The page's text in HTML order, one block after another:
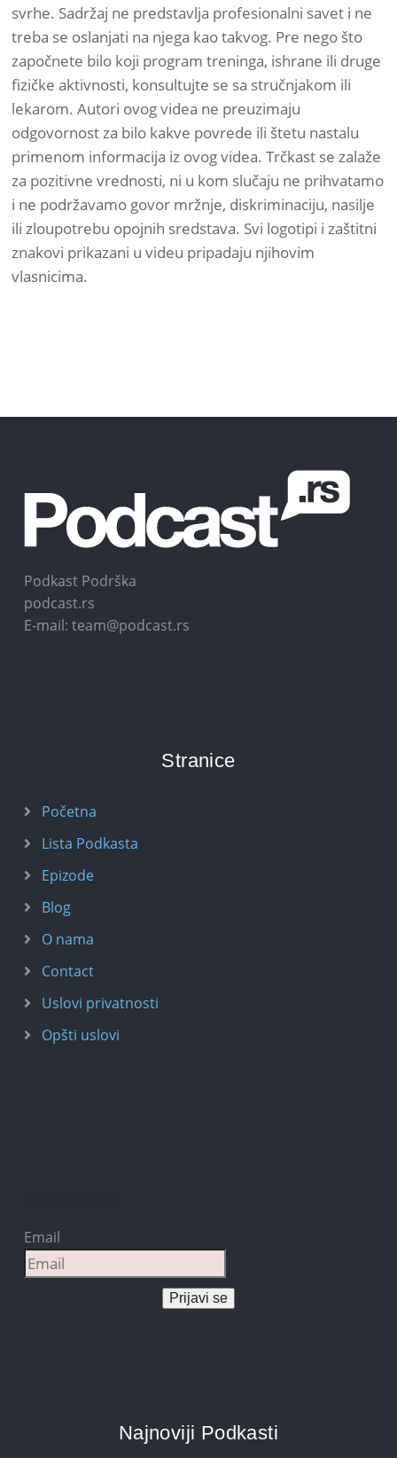
svrhe. Sadržaj ne predstavlja profesionalni savet i ne
treba se oslanjati na njega kao takvog. Pre nego što
započnete bilo koji program treninga, ishrane ili druge
fizičke aktivnosti, konsultujte se sa stručnjakom ili
lekarom. Autori ovog videa ne preuzimaju
odgovornost za bilo kakve povrede ili štetu nastalu
primenom informacija iz ovog videa. Trčkast se zalaže
za pozitivne vrednosti, ni u kom slučaju ne prihvatamo
i ne podržavamo govor mržnje, diskriminaciju, nasilje
ili zloupotrebu opojnih sredstava. Svi logotipi i zaštitni
znakovi prikazani u videu pripadaju njihovim
vlasnicima.
Podkast Podrška
podcast.rs
E-mail: team@podcast.rs
Stranice
Početna
Lista Podkasta
Epizode
Blog
O nama
Contact
Uslovi privatnosti
Opšti uslovi
Email
Prijavi se
Najnoviji Podkasti